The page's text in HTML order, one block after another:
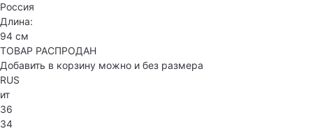
Россия
Длина:
94 см
ТОВАР РАСПРОДАН
Добавить в корзину можно и без размера
RUS
ит
36
34